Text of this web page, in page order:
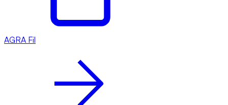
AGRA Fil